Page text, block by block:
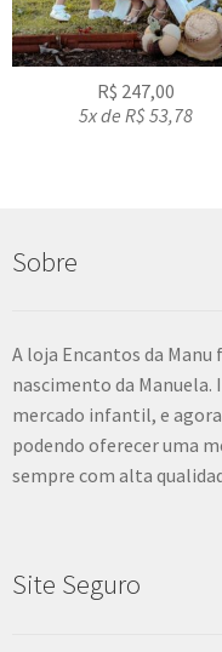
R$ 247,00
5x de R$53,78
Sobre
A loja Encantos da Manu
nascimento da
mercado infantil, e
podendo oferecer uma
sempre com alta
Site Seguro